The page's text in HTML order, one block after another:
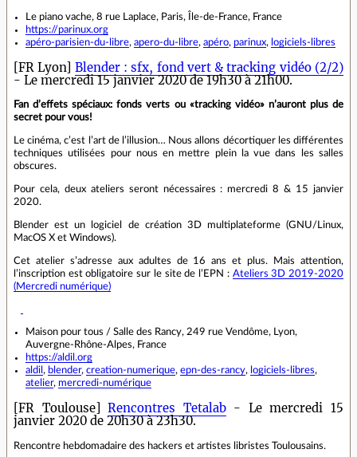
Le piano vache, 8 rue Laplace, Paris, Île-de-France, France
https://parinux.org
apéro-parisien-du-libre, apero-du-libre, apéro, parinux, logiciels-libres
[FR Lyon] Blender : sfx, fond vert & tracking vidéo (2/2)
- Le mercredi 15 janvier 2020 de 19h30 à 21h00.
Fan d’effets spéciaux: fonds verts ou «tracking vidéo» n’auront plus de
secret pour vous!
Le cinéma, c’est l’art de l’illusion… Nous allons décortiquer les différentes
techniques utilisées pour nous en mettre plein la vue dans les salles
obscures.
Pour cela, deux ateliers seront nécessaires : mercredi 8 & 15 janvier
2020.
Blender est un logiciel de création 3D multiplateforme (GNU/Linux,
MacOS X et Windows).
Cet atelier s’adresse aux adultes de 16 ans et plus. Mais attention,
l’inscription est obligatoire sur le site de l’EPN : Ateliers 3D 2019-2020
(Mercredi numérique)
Maison pour tous / Salle des Rancy, 249 rue Vendôme, Lyon,
Auvergne-Rhône-Alpes, France
https://aldil.org
aldil , blender, creation-numerique, epn-des-rancy, logiciels-libres,
atelier, mercredi-numérique
[FR Toulouse]Rencontres Tetalab- Le mercredi 15
janvier 2020 de 20h30 à 23h30.
Rencontre hebdomadaire des hackers et artistes libristes Toulousains.